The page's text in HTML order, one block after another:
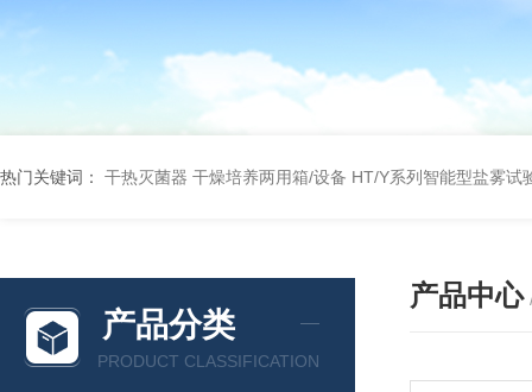
热门关键词： 干热灭菌器 干燥培养两用箱/设备 HT/Y系列智能型盐雾试
产品分类
PRODUCT CLASSIFICATION
产品中心